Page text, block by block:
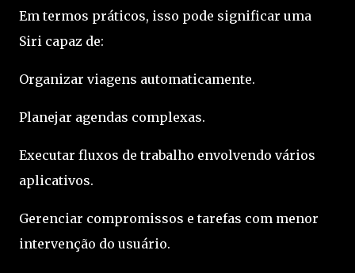
Em termos práticos, isso pode significar uma
Siri capaz de:
Organizar viagens automaticamente.
Planejar agendas complexas.
Executar fluxos de trabalho envolvendo vários
aplicativos.
Gerenciar compromissos e tarefas com menor
intervenção do usuário.